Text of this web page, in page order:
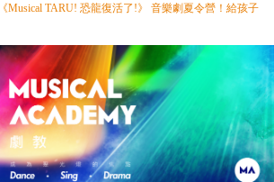
《Musical TARU! 恐龍復活了!》 音樂劇夏令營！給孩子